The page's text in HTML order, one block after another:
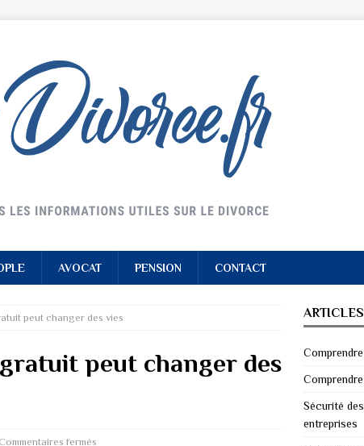
AVOCAT PENSION CONTACT
peut changer des vies
peut changer des
Commentaires fermés
Sécurité
entreprises